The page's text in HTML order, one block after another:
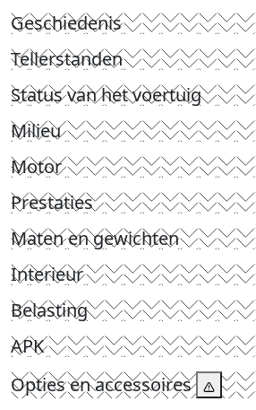
Geschiedenis
Tellerstanden
Status van het voertuig
Milieu
Motor
Prestaties
Maten en gewichten
Interieur
Belasting
APK
Opties en accessoires